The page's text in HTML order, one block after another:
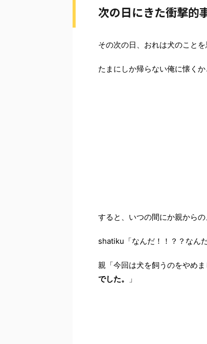
次の日にきた衝撃的
その次の日、おれは犬のこと
たまにしか帰らない俺に懐く
すると、いつの間にか親からの
shatiku「なんだ！！？？なん
親「今回は犬を飼うのをやめま
でした。
」